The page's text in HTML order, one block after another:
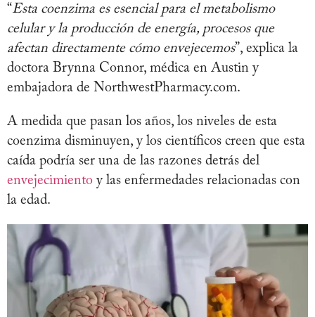
“Esta coenzima es esencial para el metabolismo
celular y la producción de energía, procesos que
afectan directamente cómo envejecemos”, explica la
doctora Brynna Connor, médica en Austin y
embajadora de NorthwestPharmacy.com.
A medida que pasan los años, los niveles de esta
coenzima disminuyen, y los científicos creen que esta
caída podría ser una de las razones detrás del
envejecimiento y las enfermedades relacionadas con
la edad.